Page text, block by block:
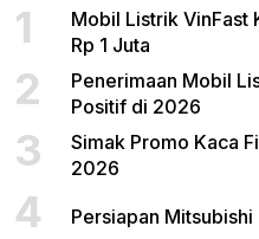
1
Mobil Listrik VinFast
Rp 1 Juta
2
Penerimaan Mobil
Positif di 2026
3
Simak Promo Kaca
2026
4 Persiapan